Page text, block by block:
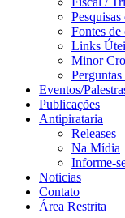
Fontes de
Links
Minor
Eventos/
Publicações
Antipirataria
Releases
Na Mídia
Informe-
Noticias
Contato
Área Restrita